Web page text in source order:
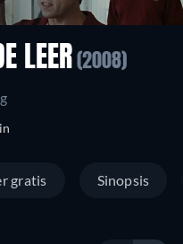
LEER (2008)
gratis Sinopsis